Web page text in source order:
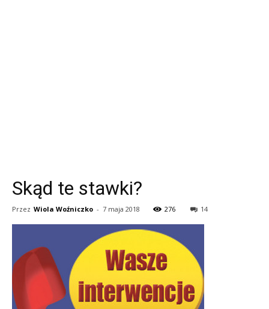
Skąd te stawki?
Przez Wiola Woźniczko - 7 maja 2018 276 14